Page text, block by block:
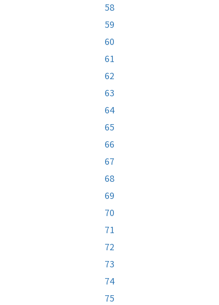
58
59
60
61
62
63
64
65
66
67
68
69
70
71
72
73
74
75